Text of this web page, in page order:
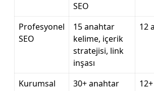
SEO
Profesyonel
SEO
15 anahtar
kelime, içerik
stratejisi, link
inşası
12
Kurumsal
30+ anahtar